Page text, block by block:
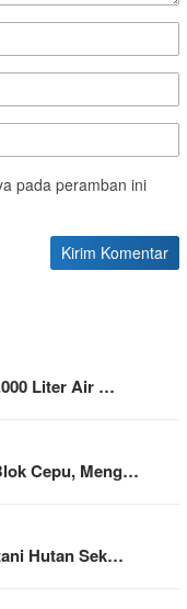
pada peramban ini
Liter Air …
Cepu, Meng…
Hutan Sek…